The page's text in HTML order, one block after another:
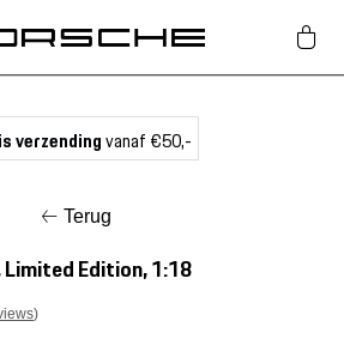
verzendingvanaf €50,-
Terug
Edition, 1:18
)